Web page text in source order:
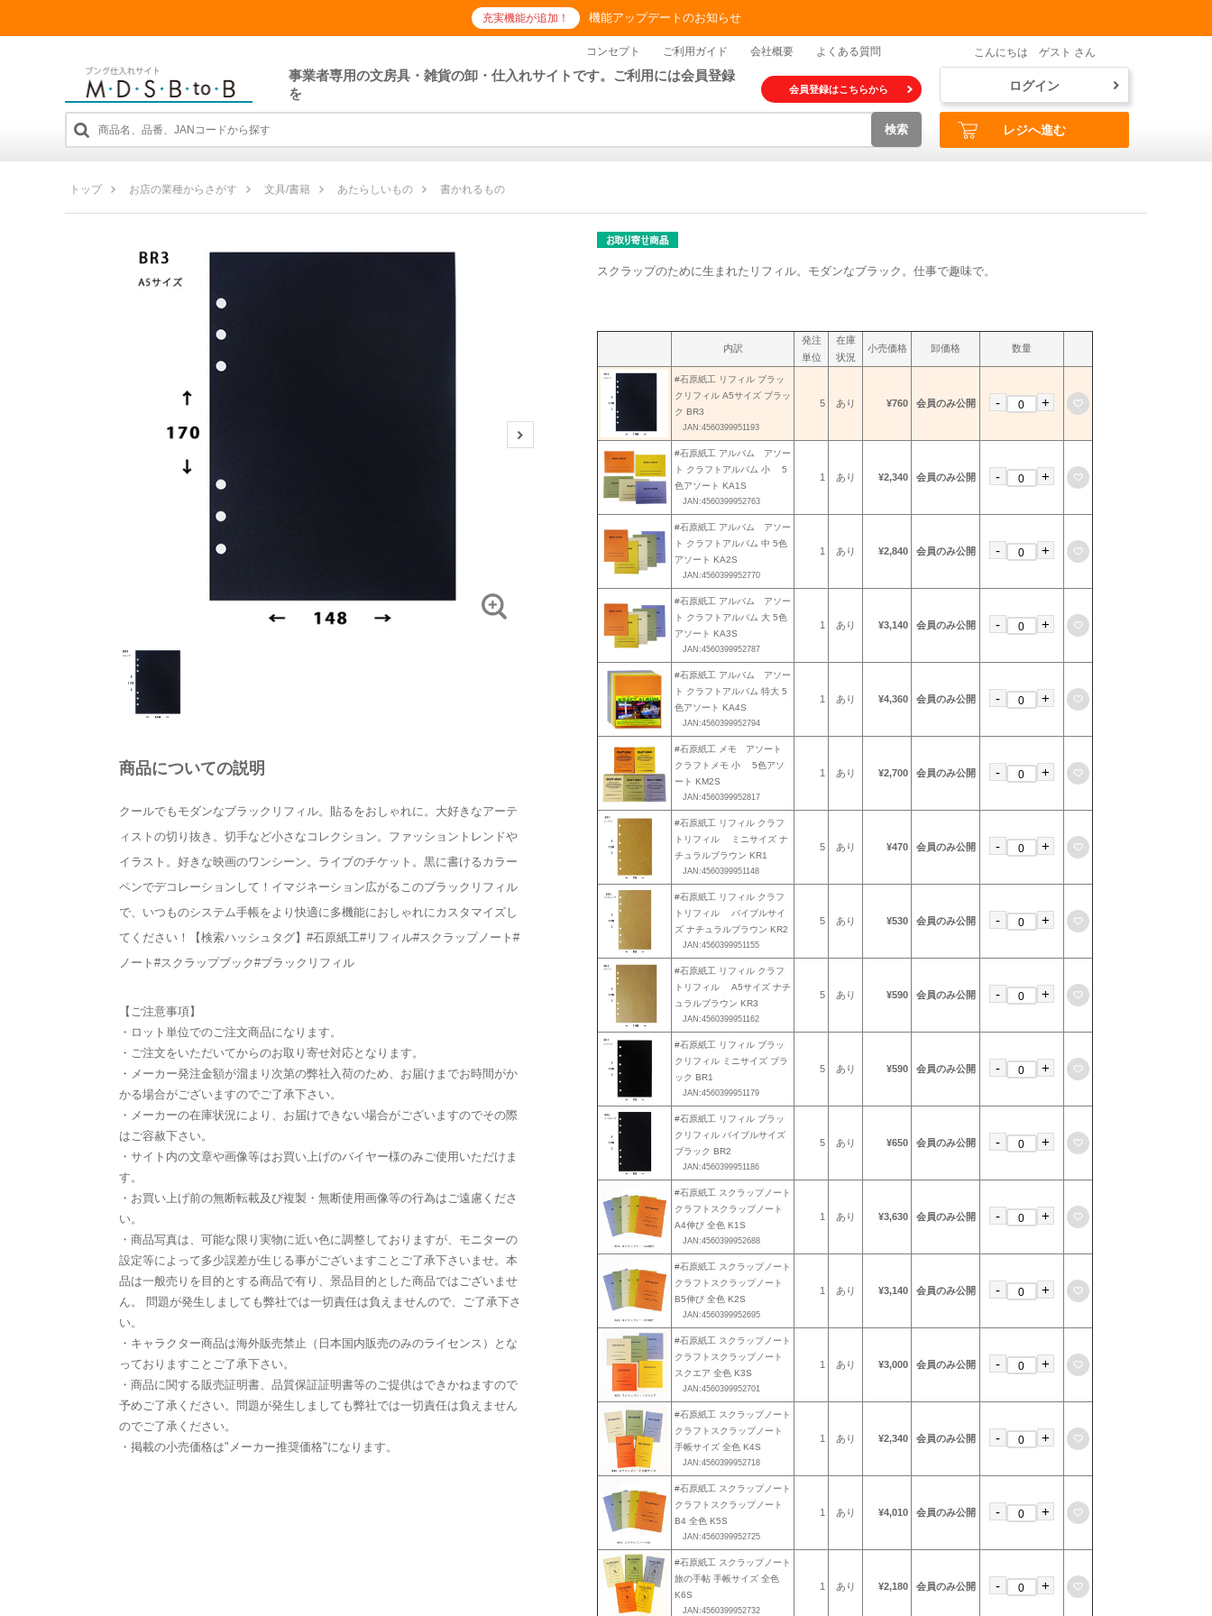
充実機能が追加！ 機能アップデートのお知らせ
コンセプト ご利用ガイド 会社概要 よくある質問
事業者専用の文房具・雑貨の卸・仕入れサイトです。ご利用には会員登録
を
会員登録はこちらから
検索
こんにちは ゲスト さん
ログイン
レジへ進む
トップ お店の業種からさがす 文具/書籍 あたらしいもの 書かれるもの
商品についての説明
クールでもモダンなブラックリフィル。貼るをおしゃれに。大好きなアーテ
ィストの切り抜き。切手など小さなコレクション。ファッショントレンドや
イラスト。好きな映画のワンシーン。ライブのチケット。黒に書けるカラー
ペンでデコレーションして！イマジネーション広がるこのブラックリフィル
で、いつものシステム手帳をより快適に多機能におしゃれにカスタマイズし
てください！【検索ハッシュタグ】#石原紙工#リフィル#スクラップノート#
ノート#スクラップブック#ブラックリフィル
【ご注意事項】
・ロット単位でのご注文商品になります。
・ご注文をいただいてからのお取り寄せ対応となります。
・メーカー発注金額が溜まり次第の弊社入荷のため、お届けまでお時間がか
かる場合がございますのでご了承下さい。
・メーカーの在庫状況により、お届けできない場合がございますのでその際
はご容赦下さい。
・サイト内の文章や画像等はお買い上げのバイヤー様のみご使用いただけま
す。
・お買い上げ前の無断転載及び複製・無断使用画像等の行為はご遠慮くださ
い。
・商品写真は、可能な限り実物に近い色に調整しておりますが、モニターの
設定等によって多少誤差が生じる事がございますことご了承下さいませ。本
品は一般売りを目的とする商品で有り、景品目的とした商品ではございませ
ん。 問題が発生しましても弊社では一切責任は負えませんので、ご了承下さ
い。
・キャラクター商品は海外販売禁止（日本国内販売のみのライセンス）とな
っておりますことご了承下さい。
・商品に関する販売証明書、品質保証証明書等のご提供はできかねますので
予めご了承ください。問題が発生しましても弊社では一切責任は負えません
のでご了承ください。
・掲載の小売価格は"メーカー推奨価格"になります。
スクラップのために生まれたリフィル。モダンなブラック。仕事で趣味で。
内訳
発注
単位
在庫
状況
小売価格 卸価格 数量
#石原紙工 リフィル ブラッ
クリフィル A5サイズ ブラッ
ク BR3
JAN:4560399951193
5 あり ¥760 会員のみ公開 - +
#石原紙工 アルバム アソー
ト クラフトアルバム 小 5
色アソート KA1S
JAN:4560399952763
1 あり ¥2,340 会員のみ公開 - +
#石原紙工 アルバム アソー
ト クラフトアルバム 中 5色
アソート KA2S
JAN:4560399952770
1 あり ¥2,840 会員のみ公開 - +
#石原紙工 アルバム アソー
ト クラフトアルバム 大 5色
アソート KA3S
JAN:4560399952787
1 あり ¥3,140 会員のみ公開 - +
#石原紙工 アルバム アソー
ト クラフトアルバム 特大 5
色アソート KA4S
JAN:4560399952794
1 あり ¥4,360 会員のみ公開 - +
#石原紙工 メモ アソート
クラフトメモ 小 5色アソ
ート KM2S
JAN:4560399952817
1 あり ¥2,700 会員のみ公開 - +
#石原紙工 リフィル クラフ
トリフィル ミニサイズ ナ
チュラルブラウン KR1
JAN:4560399951148
5 あり ¥470 会員のみ公開 - +
#石原紙工 リフィル クラフ
トリフィル バイブルサイ
ズ ナチュラルブラウン KR2
JAN:4560399951155
5 あり ¥530 会員のみ公開 - +
#石原紙工 リフィル クラフ
トリフィル A5サイズ ナチ
ュラルブラウン KR3
JAN:4560399951162
5 あり ¥590 会員のみ公開 - +
#石原紙工 リフィル ブラッ
クリフィル ミニサイズ ブラ
ック BR1
JAN:4560399951179
5 あり ¥590 会員のみ公開 - +
#石原紙工 リフィル ブラッ
クリフィル バイブルサイズ
ブラック BR2
JAN:4560399951186
5 あり ¥650 会員のみ公開 - +
#石原紙工 スクラップノート
クラフトスクラップノート
A4伸び 全色 K1S
JAN:4560399952688
1 あり ¥3,630 会員のみ公開 - +
#石原紙工 スクラップノート
クラフトスクラップノート
B5伸び 全色 K2S
JAN:4560399952695
1 あり ¥3,140 会員のみ公開 - +
#石原紙工 スクラップノート
クラフトスクラップノート
スクエア 全色 K3S
JAN:4560399952701
1 あり ¥3,000 会員のみ公開 - +
#石原紙工 スクラップノート
クラフトスクラップノート
手帳サイズ 全色 K4S
JAN:4560399952718
1 あり ¥2,340 会員のみ公開 - +
#石原紙工 スクラップノート
クラフトスクラップノート
B4 全色 K5S
JAN:4560399952725
1 あり ¥4,010 会員のみ公開 - +
#石原紙工 スクラップノート
旅の手帖 手帳サイズ 全色
K6S
JAN:4560399952732
1 あり ¥2,180 会員のみ公開 - +